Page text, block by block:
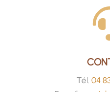
Tél. 04